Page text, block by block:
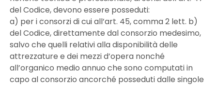
del Codice, devono essere posseduti:
a) per i consorzi di cui all’art. 45, comma 2 lett. b)
del Codice, direttamente dal consorzio medesimo,
salvo che quelli relativi alla disponibilità delle
attrezzature e dei mezzi d’opera nonché
all’organico medio annuo che sono computati in
capo al consorzio ancorché posseduti dalle singole